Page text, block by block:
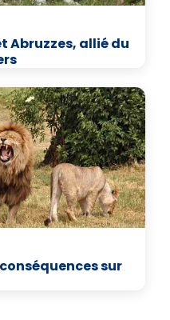
Abruzzes, allié du
sur